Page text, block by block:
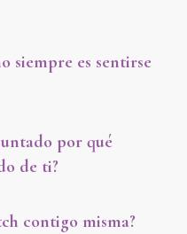
siempre es sentirse
por qué
de ti?
contigo misma?